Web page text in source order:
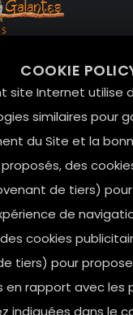
COOKIE
site Internet utilise
similaires pour
du Site et la
des
de tiers)
de
cookies
tiers) pour
en rapport avec les
indiquées dans le
Paris